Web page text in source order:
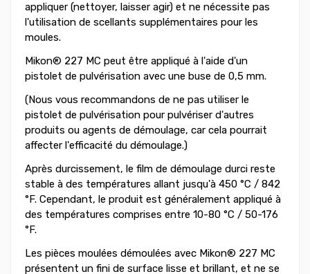
appliquer (nettoyer, laisser agir) et ne nécessite pas
l'utilisation de scellants supplémentaires pour les
moules.
Mikon® 227 MC peut être appliqué à l'aide d'un
pistolet de pulvérisation avec une buse de 0,5 mm.
(Nous vous recommandons de ne pas utiliser le
pistolet de pulvérisation pour pulvériser d'autres
produits ou agents de démoulage, car cela pourrait
affecter l'efficacité du démoulage.)
Après durcissement, le film de démoulage durci reste
stable à des températures allant jusqu'à 450 °C / 842
°F. Cependant, le produit est généralement appliqué à
des températures comprises entre 10-80 °C / 50-176
°F.
Les pièces moulées démoulées avec Mikon® 227 MC
présentent un fini de surface lisse et brillant, et ne se